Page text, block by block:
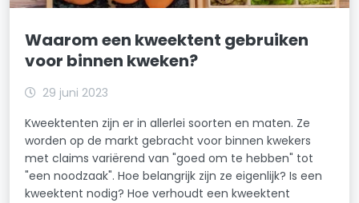
Waarom een kweektent gebruiken
voor binnen kweken?
29 juni 2023
Kweektenten zijn er in allerlei soorten en maten. Ze
worden op de markt gebracht voor binnen kwekers
met claims variërend van "goed om te hebben" tot
"een noodzaak". Hoe belangrijk zijn ze eigenlijk? Is een
kweektent nodig? Hoe verhoudt een kweektent